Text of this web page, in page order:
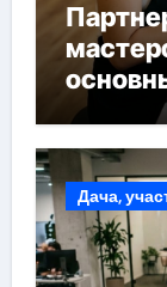
Дача,